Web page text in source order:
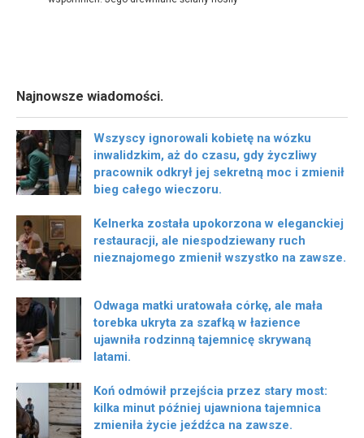
Najnowsze wiadomości.
Wszyscy ignorowali kobietę na wózku
inwalidzkim, aż do czasu, gdy życzliwy
pracownik odkrył jej sekretną moc i zmienił
bieg całego wieczoru.
Kelnerka została upokorzona w eleganckiej
restauracji, ale niespodziewany ruch
nieznajomego zmienił wszystko na zawsze.
Odwaga matki uratowała córkę, ale mała
torebka ukryta za szafką w łazience
ujawniła rodzinną tajemnicę skrywaną
latami.
Koń odmówił przejścia przez stary most:
kilka minut później ujawniona tajemnica
zmieniła życie jeźdźca na zawsze.